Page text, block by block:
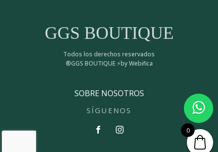
GGS BOUTIQUE
Todos los derechos reservados
®GGS BOUTIQUE ⚡by Webifica
SOBRE NOSOTROS
SÍGUENOS
0
0